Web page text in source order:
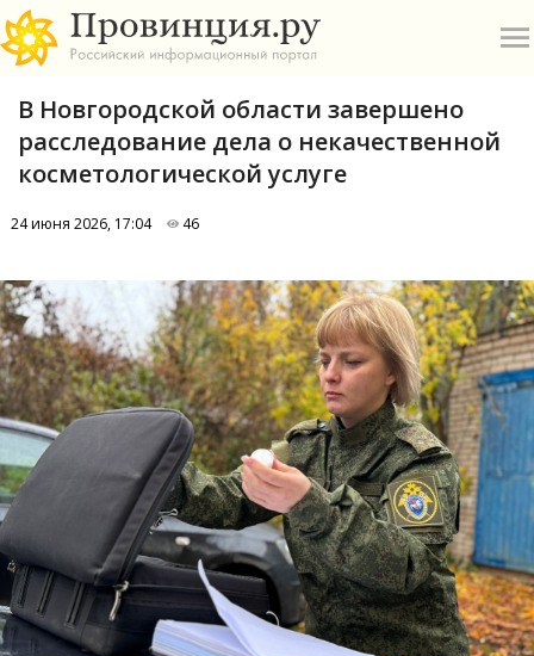
Б
Е
П
Р
С
В Новгородской области завершено
расследование дела о некачественной
косметологической услуге
24 июня 2026, 17:04 46